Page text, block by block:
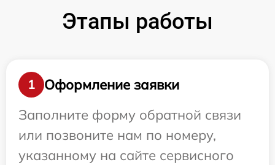
Этапы работы
1
Оформление заявки
Заполните форму обратной связи
или позвоните нам по номеру,
указанному на сайте сервисного